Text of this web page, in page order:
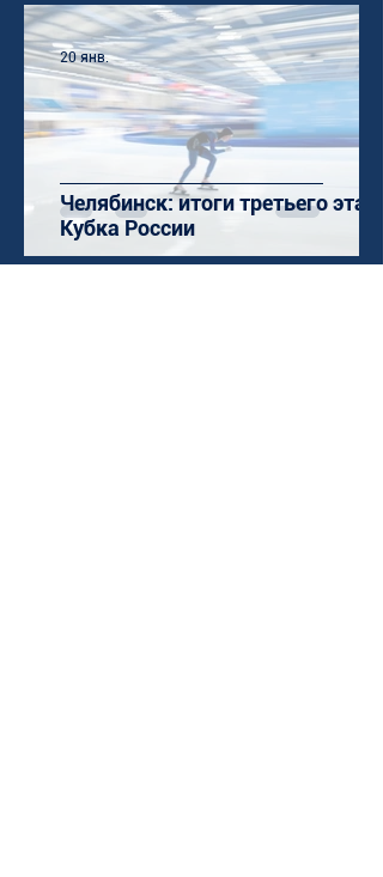
Челябинск: итоги третьего этапа
Кубка России
20 янв.